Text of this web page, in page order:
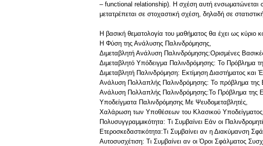
– functional relationship). Η σχέση αυτή ενσωματώνεται
μετατρέπεται σε στοχαστική σχέση, δηλαδή σε
Η βασική θεματολογία του μαθήματος θα έχει ως κύριο
Η Φύση της Ανάλυσης Παλινδρόμησης,
Διμεταβλητή Ανάλυση Παλινδρόμησης:Ορισμένες
Διμεταβλητό Υπόδειγμα Παλινδρόμησης: Το Πρόβλημα
Διμεταβλητή Παλινδρόμηση: Εκτίμηση Διαστήματος
Ανάλυση Πολλαπλής Παλινδρόμησης: Το πρόβλημα της
Ανάλυση Πολλαπλής Παλινδρόμησης:Το Πρόβλημα της
Υποδείγματα Παλινδρόμησης Με Ψευδομεταβλητές,
Χαλάρωση των Υποθέσεων του Κλασικού
Πολυσυγγραμμικότητα: Τι Συμβαίνει Εάν οι
Ετεροσκεδαστικότητα:Τι Συμβαίνει αν η Διακύμανση
Αυτοσυσχέτιση: Τι Συμβαίνει αν οι Όροι Σφάλματος